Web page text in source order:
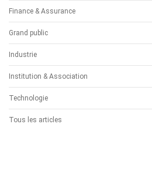
Finance & Assurance
Grand public
Industrie
Institution & Association
Technologie
Tous les articles